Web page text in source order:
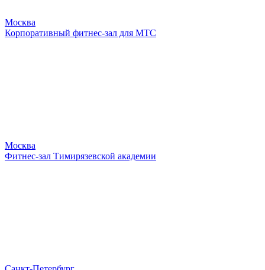
Москва
Корпоративный фитнес-зал для МТС
Москва
Фитнес-зал Тимирязевской академии